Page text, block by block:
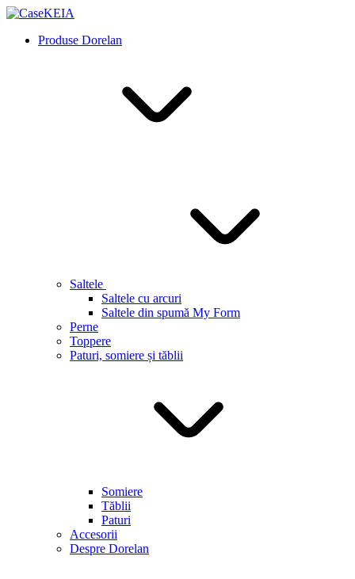
Produse Dorelan
Saltele
Saltele cu arcuri
Saltele din spumă My Form
Perne
Toppere
Paturi, somiere și tăblii
Somiere
Tăblii
Paturi
Accesorii
Despre Dorelan